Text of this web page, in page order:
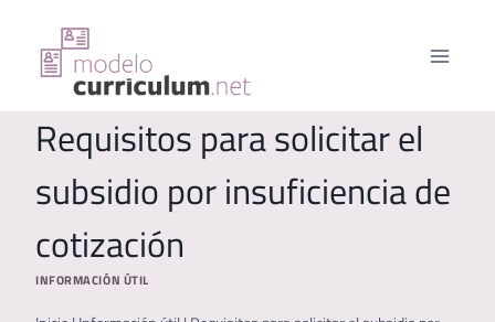
contenido
Requisitos para solicitar el
subsidio por insuficiencia de
cotización
INFORMACIÓN ÚTIL